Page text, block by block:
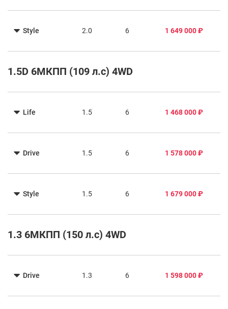
Style 2.0 6 1 649 000 ₽
1.5D 6МКПП (109 л.с) 4WD
Life 1.5 6 1 468 000 ₽
Drive 1.5 6 1 578 000 ₽
Style 1.5 6 1 679 000 ₽
1.3 6МКПП (150 л.с) 4WD
Drive 1.3 6 1 598 000 ₽